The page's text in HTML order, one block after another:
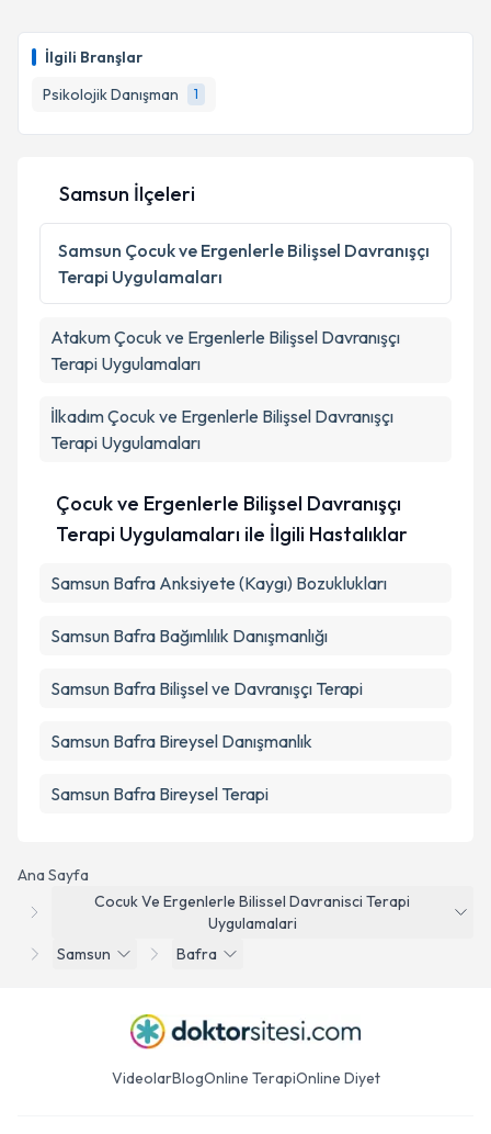
İlgili Branşlar
Psikolojik Danışman
1
için bir takvim hazırlandığında e-posta ile
bilgilendireceğiz.
E-posta Adresiniz
Kişisel verilerimin işlenmesine ilişkinAydınlatma
Metni'ni okudum ve kişisel verilerimin belirtilen
kapsamda işlenmesini kabul ediyorum.
Takvim Talebini Gönder
Ana Sayfa
Cocuk Ve Ergenlerle Bilissel Davranisci Terapi
Uygulamalari
Samsun
Bafra
Samsun İlçeleri
Samsun Çocuk ve Ergenlerle Bilişsel Davranışçı
Terapi Uygulamaları
AtakumÇocuk ve Ergenlerle Bilişsel Davranışçı
Terapi Uygulamaları
İlkadımÇocuk ve Ergenlerle Bilişsel Davranışçı
Terapi Uygulamaları
Çocuk ve Ergenlerle Bilişsel Davranışçı
Terapi Uygulamaları ile İlgili Hastalıklar
Samsun Bafra Anksiyete (Kaygı) Bozuklukları
Samsun Bafra Bağımlılık Danışmanlığı
Samsun Bafra Bilişsel ve Davranışçı Terapi
Samsun Bafra Bireysel Danışmanlık
Samsun Bafra Bireysel Terapi
VideolarBlogOnline TerapiOnline Diyet